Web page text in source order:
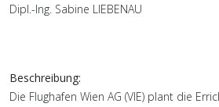
Dipl.-Ing. Sabine LIEBENAU
Beschreibung:
Die Flughafen Wien AG (VIE) plant die